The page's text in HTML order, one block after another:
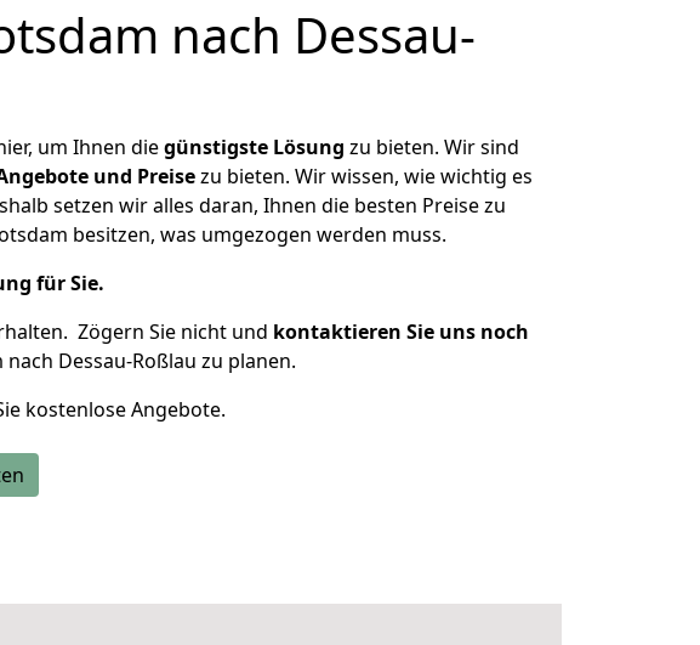
nach Dessau-
um Ihnen diegünstigste Lösung zu bieten. Wir sind
und Preisezu bieten. Wir wissen, wie wichtig es
setzen wir alles daran, Ihnen die besten Preise zu
besitzen, was umgezogen werden muss.
für Sie.
Zögern Sie nicht und kontaktieren Sie uns noch
Dessau-Roßlau zu planen.
kostenlose Angebote.